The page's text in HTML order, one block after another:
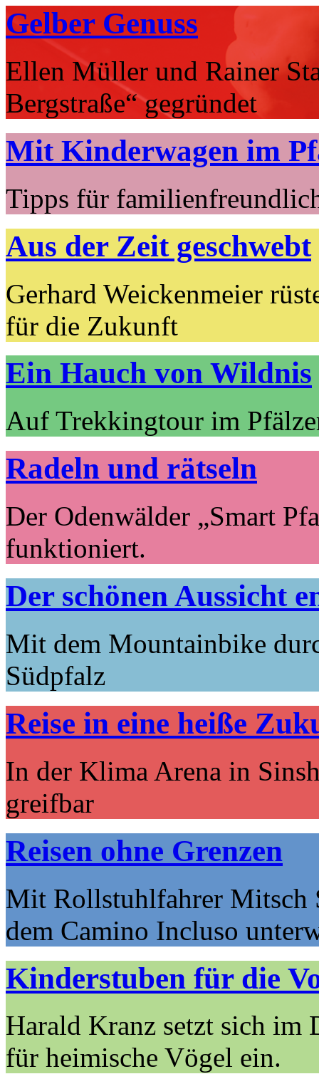
Gelber Genuss
Ellen Müller und Rainer
Bergstraße“ gegründet
Mit Kinderwagen im
Tipps für
Aus der Zeit geschwebt
Gerhard Weickenmeier
für die Zukunft
Ein Hauch von Wildnis
Auf Trekkingtour im
Radeln und rätseln
Der Odenwälder „Smart
funktioniert.
Der schönen Aussicht
Mit dem Mountainbike
Südpfalz
Reise in eine heiße
In der Klima Arena in
greifbar
Reisen ohne Grenzen
Mit Rollstuhlfahrer Mitsch
dem Camino Incluso
Kinderstuben für die
Harald Kranz setzt sich im
für heimische Vögel ein.